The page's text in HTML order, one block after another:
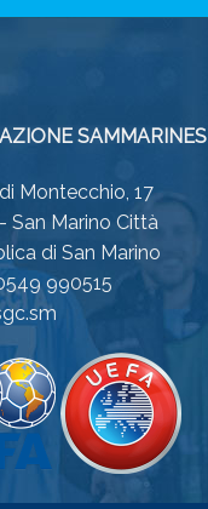
Montecchio, 17
San Marino Città
di San Marino
990515